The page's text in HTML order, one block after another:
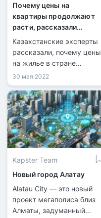
Почему цены на
квартиры продолжают
расти, рассказали
казахстанские эксперты
Казахстанские эксперты
рассказали, почему цены
на жилье в стране
продолжают расти, при
том что продажи квартир
значительно упали,
передает корреспондент
Tengrinews.kz.
30 мая 2022
Kapster Team
Новый город Алатау
Alatau City — это новый
проект мегаполиса близ
Алматы, задуманный